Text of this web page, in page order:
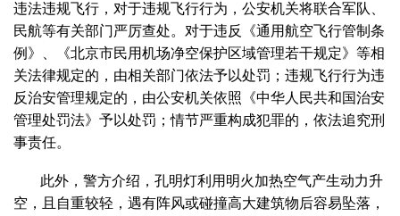
违法违规飞行，对于违规飞行行为，公安机关将联合军队、
民航等有关部门严厉查处。对于违反《通用航空飞行管制条
例》、《北京市民用机场净空保护区域管理若干规定》等相
关法律规定的，由相关部门依法予以处罚；违规飞行行为违
反治安管理规定的，由公安机关依照《中华人民共和国治安
管理处罚法》予以处罚；情节严重构成犯罪的，依法追究刑
事责任。
此外，警方介绍，孔明灯利用明火加热空气产生动力升
空，且自重较轻，遇有阵风或碰撞高大建筑物后容易坠落，